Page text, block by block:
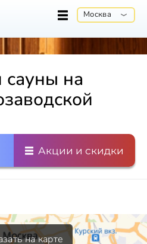
Москва
сауны на
Акции и скидки
на карте